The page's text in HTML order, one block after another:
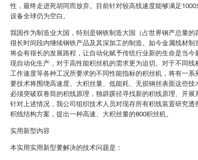
性，最终走进死胡同而放弃。目前针对较高线速度能够满足
设备全球仍为空白。
我国作为制造业大国，特别是钢铁制造大国（占世界钢产总量的
很长时间段内继续钢铁产品及其深加工的制造。如今金属线材制
将会有很长的发展路程，让自动化赋予传统行业新的生命是当今
现自动化生产，对于高性能积丝机的需求更为迫切。对于不同线
工作速度等各种工况所要求的不同性能指标的积丝机，将有一系
要技术将围绕高速度、大积丝量、低能耗、无损钢丝表面这些技
必须突破双卷筒的积线原理，独辟蹊径寻找新的积线原理、开展
针对上述情况，我公司组织技术人员对现存所有积线装置研究透
积线结构方案，提出一种高速、大积丝量的800积丝机。
实用新型内容
本实用实用新型要解决的技术问题是：